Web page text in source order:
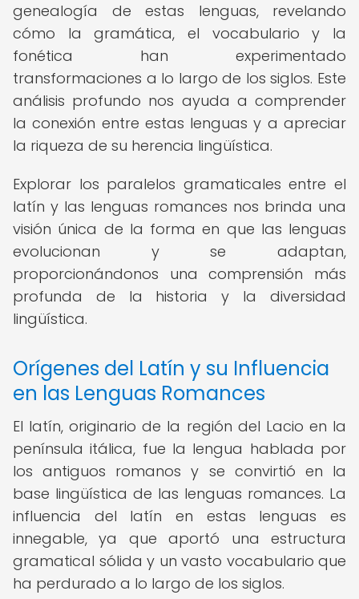
genealogía de estas lenguas, revelando
cómo la gramática, el vocabulario y la
fonética han experimentado
transformaciones a lo largo de los siglos. Este
análisis profundo nos ayuda a comprender
la conexión entre estas lenguas y a apreciar
la riqueza de su herencia lingüística.
Explorar los paralelos gramaticales entre el
latín y las lenguas romances nos brinda una
visión única de la forma en que las lenguas
evolucionan y se adaptan,
proporcionándonos una comprensión más
profunda de la historia y la diversidad
lingüística.
Orígenes del Latín y su Influencia
en las Lenguas Romances
El latín, originario de la región del Lacio en la
península itálica, fue la lengua hablada por
los antiguos romanos y se convirtió en la
base lingüística de las lenguas romances. La
influencia del latín en estas lenguas es
innegable, ya que aportó una estructura
gramatical sólida y un vasto vocabulario que
ha perdurado a lo largo de los siglos.